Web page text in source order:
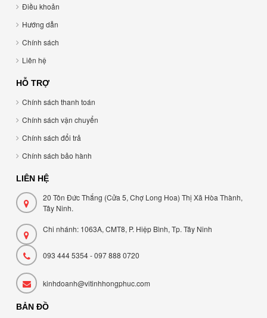
Điều khoản
Hướng dẫn
Chính sách
Liên hệ
HỖ TRỢ
Chính sách thanh toán
Chính sách vận chuyển
Chính sách đổi trả
Chính sách bảo hành
LIÊN HỆ
20 Tôn Đức Thắng (Cửa 5, Chợ Long Hoa) Thị Xã Hòa Thành,
Tây Ninh.
Chi nhánh: 1063A, CMT8, P. Hiệp Bình, Tp. Tây Ninh
093 444 5354 - 097 888 0720
kinhdoanh@vitinhhongphuc.com
BẢN ĐỒ